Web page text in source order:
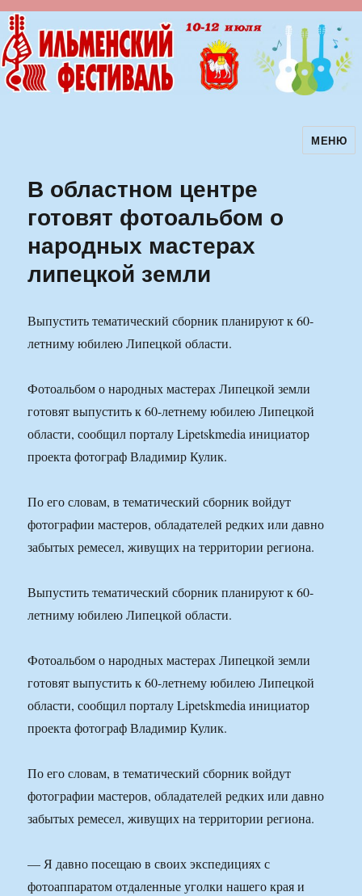
Ильменский фестиваль авторскойМЕНЮ
В областном центре
готовят фотоальбом о
народных мастерах
липецкой земли
Выпустить тематический сборник планируют к 60-
летниму юбилею Липецкой области.
Фотоальбом о народных мастерах Липецкой земли
готовят выпустить к 60-летнему юбилею Липецкой
области, сообщил порталу Lipetskmedia инициатор
проекта фотограф Владимир Кулик.
По его словам, в тематический сборник войдут
фотографии мастеров, обладателей редких или давно
забытых ремесел, живущих на территории региона.
Выпустить тематический сборник планируют к 60-
летниму юбилею Липецкой области.
Фотоальбом о народных мастерах Липецкой земли
готовят выпустить к 60-летнему юбилею Липецкой
области, сообщил порталу Lipetskmedia инициатор
проекта фотограф Владимир Кулик.
По его словам, в тематический сборник войдут
фотографии мастеров, обладателей редких или давно
забытых ремесел, живущих на территории региона.
— Я давно посещаю в своих экспедициях с
фотоаппаратом отдаленные уголки нашего края и